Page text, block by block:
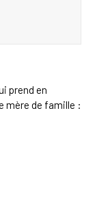
prend en
mère de famille :